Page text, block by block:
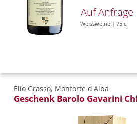
Auf Anfrage
Weissweine | 75 cl
Elio Grasso, Monforte d'Alba
Geschenk Barolo Gavarini